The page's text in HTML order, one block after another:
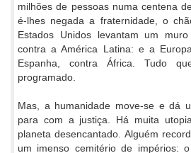
milhões de pessoas numa centena
é-lhes negada a fraternidade, o
Estados Unidos levantam um
contra a América Latina: e a
Espanha, contra África. Tudo
programado.
Mas, a humanidade move-se e dá
para com a justiça. Há muita
planeta desencantado. Alguém
um imenso cemitério de impérios: